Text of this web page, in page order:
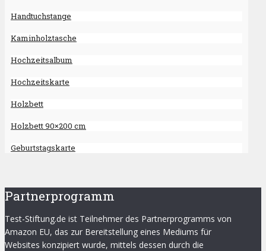
Handtuchstange
Kaminholztasche
Hochzeitsalbum
Hochzeitskarte
Holzbett
Holzbett 90×200 cm
Geburtstagskarte
Partnerprogramm
Test-Stiftung.de ist Teilnehmer des Partnerprogramms von
Amazon EU, das zur Bereitstellung eines Mediums für
Websites konzipiert wurde, mittels dessen durch die